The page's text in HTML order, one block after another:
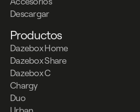
Descargar
Productos
Dazebox Home
Dazebox Share
Dazebox C
Chargy
Duo